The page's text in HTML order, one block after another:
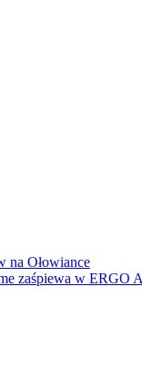
na Ołowiance
zaśpiewa w ERGO